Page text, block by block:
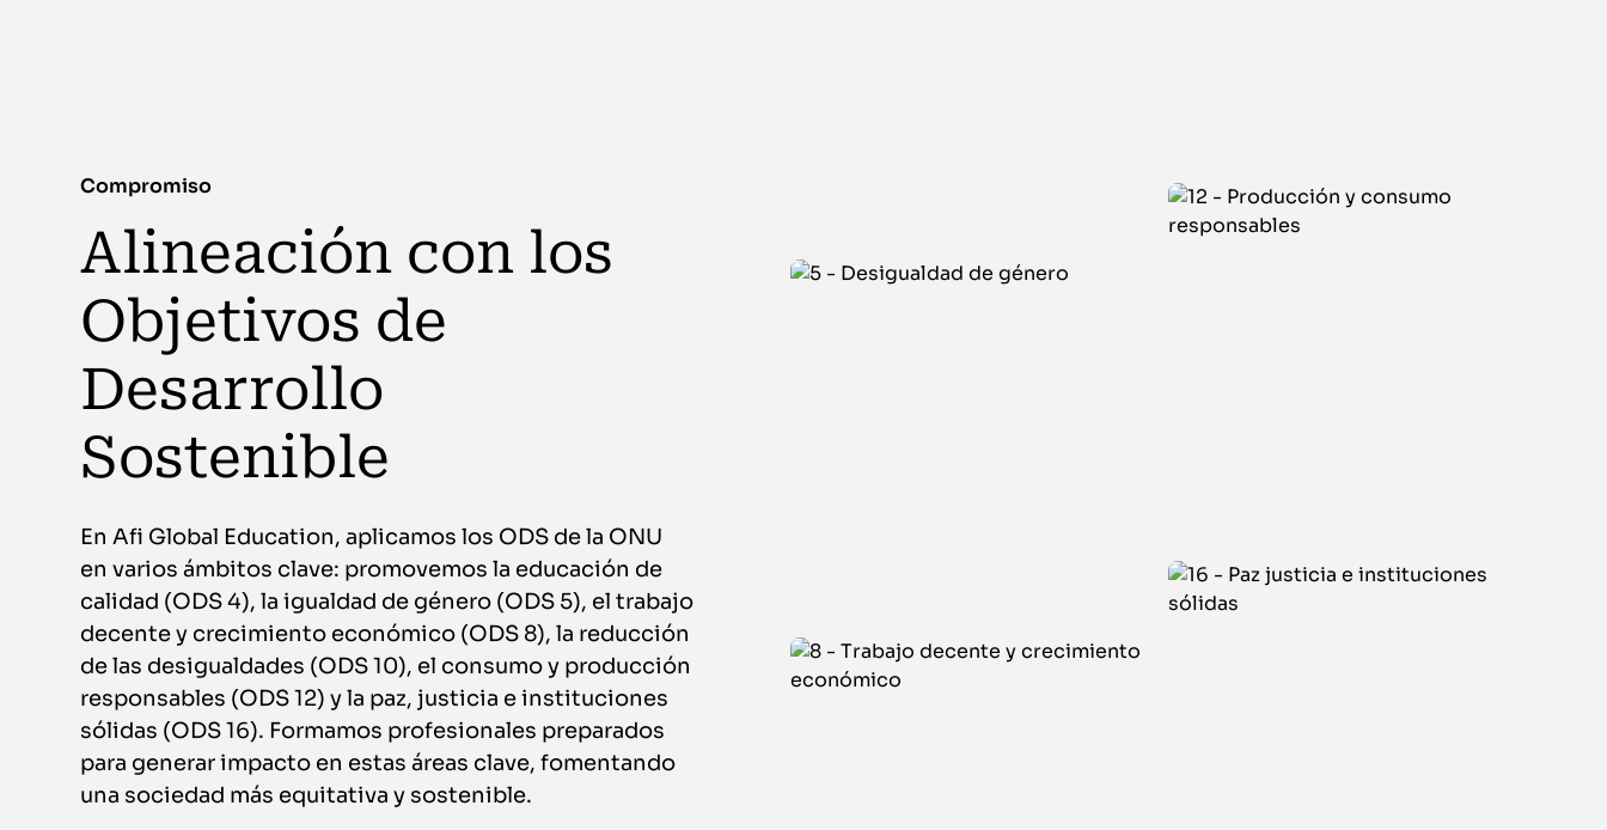
Compromiso
Alineación con los
Objetivos de
Desarrollo
Sostenible
En Afi Global Education, aplicamos los ODS de la ONU
en varios ámbitos clave: promovemos la educación de
calidad (ODS 4), la igualdad de género (ODS 5), el trabajo
decente y crecimiento económico (ODS 8), la reducción
de las desigualdades (ODS 10), el consumo y producción
responsables (ODS 12) y la paz, justicia e instituciones
sólidas (ODS 16). Formamos profesionales preparados
para generar impacto en estas áreas clave, fomentando
una sociedad más equitativa y sostenible.